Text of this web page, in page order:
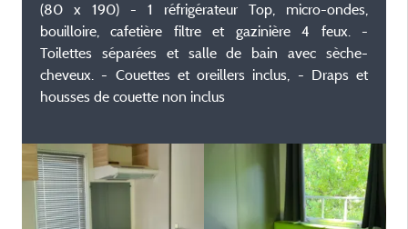
(80 x 190) - 1 réfrigérateur Top, micro-ondes,
bouilloire, cafetière filtre et gazinière 4 feux. -
Toilettes séparées et salle de bain avec sèche-
cheveux. - Couettes et oreillers inclus, - Draps et
housses de couette non inclus